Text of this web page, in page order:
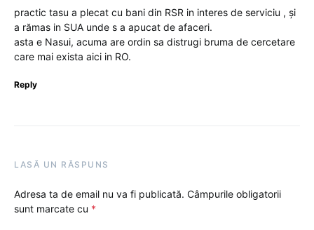
practic tasu a plecat cu bani din RSR in interes de serviciu , și
a rămas in SUA unde s a apucat de afaceri.
asta e Nasui, acuma are ordin sa distrugi bruma de cercetare
care mai exista aici in RO.
Reply
LASĂ UN RĂSPUNS
Adresa ta de email nu va fi publicată. Câmpurile obligatorii
sunt marcate cu *